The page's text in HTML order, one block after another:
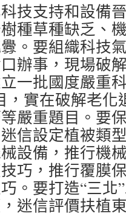
技支持和設備
種草種缺乏、
。要組織科技
辦事，現場破
一批國度嚴重
，實在破解老
嚴重題目。要
信設定植被類
設備，推行機
巧，推行覆膜
。要打造“三
迷信評價扶植